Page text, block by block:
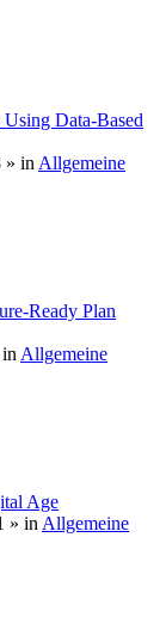
Data-Based
» in Allgemeine
Ready Plan
Allgemeine
Age
» in Allgemeine